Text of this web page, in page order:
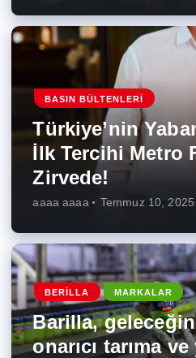
BASIN BÜLTENLERI
Türkiye’nin
İlk Tercihi Metro
Zirvede!
aaaa aaaa Temmuz 10, 2025
BERILLA MARKALAR
Barilla,
onarıcı tarıma